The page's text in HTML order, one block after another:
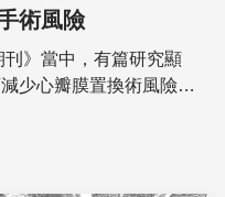
術風險
刊》當中，有篇研究顯
少心瓣膜置換術風險，